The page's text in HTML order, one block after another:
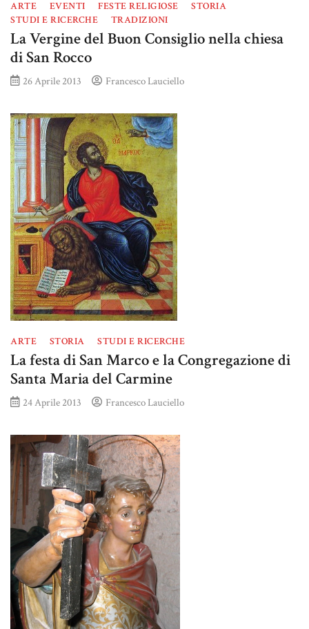
ARTE EVENTI FESTE RELIGIOSE
STORIA
STUDI E RICERCHE
TRADIZIONI
La Vergine del Buon Consiglio nella chiesa
di San Rocco
26 Aprile 2013 Francesco Lauciello
ARTE STORIA STUDI E RICERCHE
La festa di San Marco e la Congregazione di
Santa Maria del Carmine
24 Aprile 2013 Francesco Lauciello